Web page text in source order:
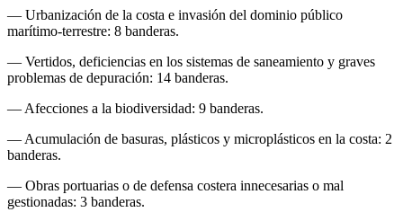
— Urbanización de la costa e invasión del dominio público
marítimo-terrestre: 8 banderas.
— Vertidos, deficiencias en los sistemas de saneamiento y graves
problemas de depuración: 14 banderas.
— Afecciones a la biodiversidad: 9 banderas.
— Acumulación de basuras, plásticos y microplásticos en la costa: 2
banderas.
— Obras portuarias o de defensa costera innecesarias o mal
gestionadas: 3 banderas.